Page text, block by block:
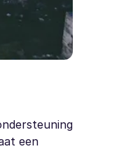
een